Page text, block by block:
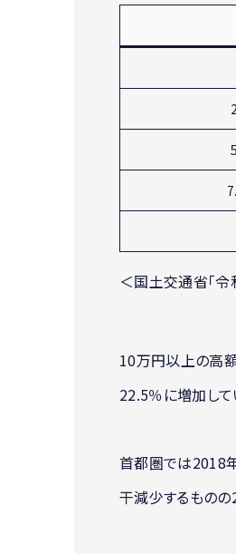
＜国土交通省「
10万円以上の高
22.5％に増加して
首都圏では2018
干減少するものの